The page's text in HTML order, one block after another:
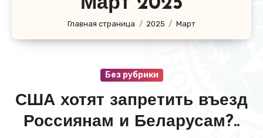
Главная страница 2025 Март
Без рубрики
США хотят запретить въезд
Россиянам и Беларусам?..